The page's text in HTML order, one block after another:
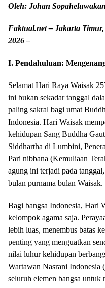
Oleh: Johan
Faktual.net – Jakarta
2026 –
I. Pendahuluan:
Selamat Hari Raya Waisak
ini bukan sekadar tanggal
paling sakral bagi umat
Indonesia. Hari Waisak
kehidupan Sang Buddha
Siddhartha di Lumbini,
Pari nibbana (Kemuliaan
agung ini terjadi pada
bulan purnama bulan Waisak.
Bagi bangsa Indonesia, Hari
kelompok agama saja.
lebih luas, menembus batas
penting yang menguatkan
nilai luhur kehidupan
Wartawan Nasrani
seluruh elemen bangsa untuk